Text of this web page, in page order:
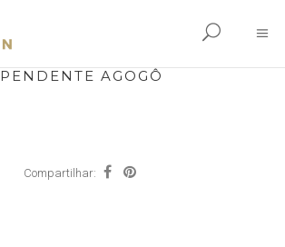
PENDENTE AGOGÔ
Compartilhar: